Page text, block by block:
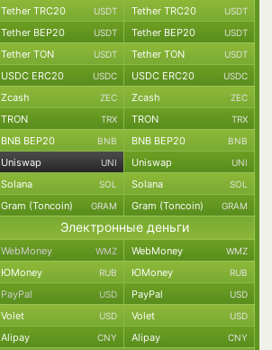
Tether TRC20 USDT Tether TRC20 USDT
Tether BEP20 USDT Tether BEP20 USDT
Tether TON USDT Tether TON USDT
USDC ERC20 USDC USDC ERC20 USDC
Zcash ZEC Zcash ZEC
TRON TRX TRON TRX
BNB BEP20 BNB BNB BEP20 BNB
Uniswap UNI Uniswap UNI
Solana SOL Solana SOL
Gram (Toncoin) GRAM Gram (Toncoin) GRAM
Электронные деньги
WebMoney WMZ WebMoney WMZ
ЮMoney RUB ЮMoney RUB
PayPal USD PayPal USD
Volet USD Volet USD
Alipay CNY Alipay CNY